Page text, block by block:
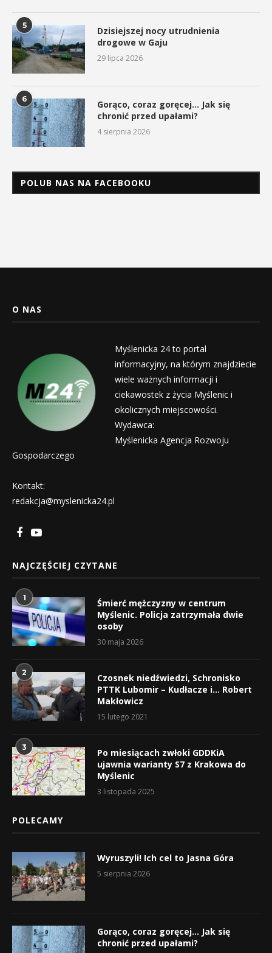
5
Dzisiejszej nocy utrudnienia
drogowe w Gaju
29 lipca 2026
6
Gorąco, coraz goręcej… Jak się
chronić przed upałami?
4 sierpnia 2026
POLUB NAS NA FACEBOOKU
O NAS
Myślenicka 24 to portal
informacyjny, na którym znajdziecie
wiele ważnych informacji i
ciekawostek z życia Myślenic i
okolicznych miejscowości.
Wydawca:
Myślenicka Agencja Rozwoju
Gospodarczego
Kontakt:
redakcja@myslenicka24.pl
NAJCZĘŚCIEJ CZYTANE
1
Śmierć mężczyzny w centrum
Myślenic. Policja zatrzymała dwie
osoby
30 maja 2026
2
Czosnek niedźwiedzi, Schronisko
PTTK Lubomir – Kudłacze i… Robert
Makłowicz
15 lutego 2021
3
Po miesiącach zwłoki GDDKiA
ujawnia warianty S7 z Krakowa do
Myślenic
3 listopada 2025
POLECAMY
Wyruszyli! Ich cel to Jasna Góra
5 sierpnia 2026
Gorąco, coraz goręcej… Jak się
chronić przed upałami?